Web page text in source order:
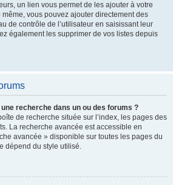
un lien vous permet de les ajouter à votre
même, vous pouvez ajouter directement des
de contrôle de l’utilisateur en saisissant leur
également les supprimer de vos listes depuis
recherche dans un ou des forums ?
de recherche située sur l’index, les pages des
La recherche avancée est accessible en
avancée » disponible sur toutes les pages du
dépend du style utilisé.